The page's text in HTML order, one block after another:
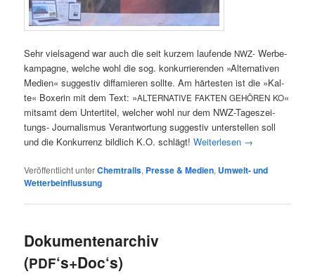
Sehr viel­sa­gend war auch die seit kur­zem lau­fen­deNWZ- Wer­be­
kam­pa­gne, wel­che wohl die sog. kon­kur­rie­ren­den »Alter­na­ti­ven
Medi­en« sug­ges­tiv dif­fa­mie­ren soll­te. Am här­tes­ten ist die »Kal­
te« Boxe­rin mit dem Text: »ALTERNATIVE FAKTEN GEHÖREN KO«
mit­samt dem Unter­ti­tel, wel­cher wohl nur dem NWZ-Tages­zei­
tungs- Jour­na­lis­mus Ver­ant­wor­tung sug­ges­tiv unter­stel­len soll
und die Kon­kur­renz bild­lich K.O. schlägt!Wei­ter­le­sen →
Veröffentlicht unterChemtrails, Presse & Medien, Umwelt- und
Wetterbeinflussung
Dokumentenarchiv
(PDF‘s+Doc‘s)